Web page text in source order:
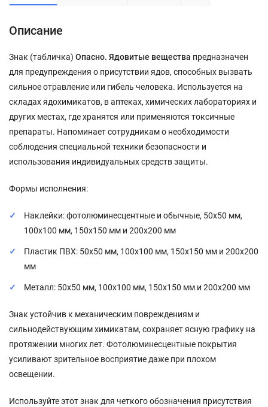
Описание
Знак (табличка) Опасно. Ядовитые вещества предназначен
для предупреждения о присутствии ядов, способных вызвать
сильное отравление или гибель человека. Используется на
складах ядохимикатов, в аптеках, химических лабораториях и
других местах, где хранятся или применяются токсичные
препараты. Напоминает сотрудникам о необходимости
соблюдения специальной техники безопасности и
использования индивидуальных средств защиты.
Формы исполнения:
Наклейки: фотолюминесцентные и обычные, 50x50 мм,
100x100 мм, 150x150 мм и 200x200 мм
Пластик ПВХ: 50x50 мм, 100x100 мм, 150x150 мм и 200x200
мм
Металл: 50x50 мм, 100x100 мм, 150x150 мм и 200x200 мм
Знак устойчив к механическим повреждениям и
сильнодействующим химикатам, сохраняет ясную графику на
протяжении многих лет. Фотолюминесцентные покрытия
усиливают зрительное восприятие даже при плохом
освещении.
Используйте этот знак для четкого обозначения присутствия